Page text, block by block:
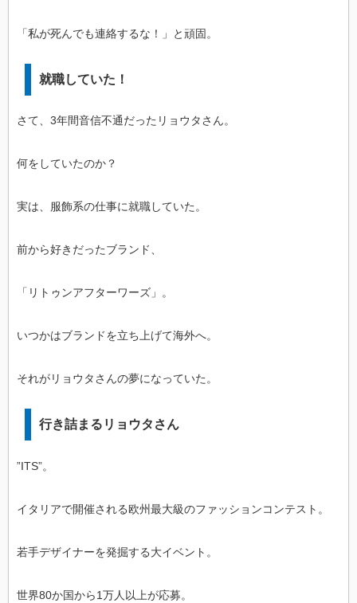
「私が死んでも連絡するな！」と頑固。
就職していた！
さて、3年間音信不通だったリョウタさん。
何をしていたのか？
実は、服飾系の仕事に就職していた。
前から好きだったブランド、
「リトゥンアフターワーズ」。
いつかはブランドを立ち上げて海外へ。
それがリョウタさんの夢になっていた。
行き詰まるリョウタさん
”ITS”。
イタリアで開催される欧州最大級のファッションコンテスト。
若手デザイナーを発掘する大イベント。
世界80か国から1万人以上が応募。